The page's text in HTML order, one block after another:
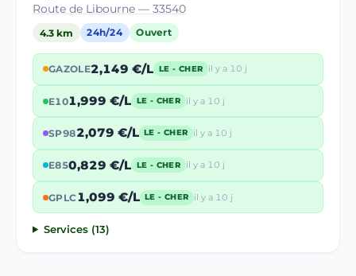
Route de Libourne — 33540
4.3 km 24h/24 Ouvert
GAZOLE2,149 €/L LE - CHER il y a 10 j
E101,999 €/L LE - CHER il y a 10 j
SP982,079 €/L LE - CHER il y a 10 j
E850,829 €/L LE - CHER il y a 10 j
GPLC1,099 €/L LE - CHER il y a 10 j
Services (13)